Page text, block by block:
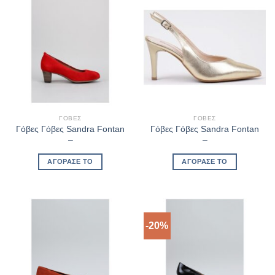
ΓΌΒΕΣ
Γόβες Γόβες Sandra Fontan
–
ΑΓΌΡΑΣΈ ΤΟ
ΓΌΒΕΣ
Γόβες Γόβες Sandra Fontan
–
ΑΓΌΡΑΣΈ ΤΟ
-20%